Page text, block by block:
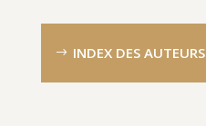
INDEX DES AUTEURS